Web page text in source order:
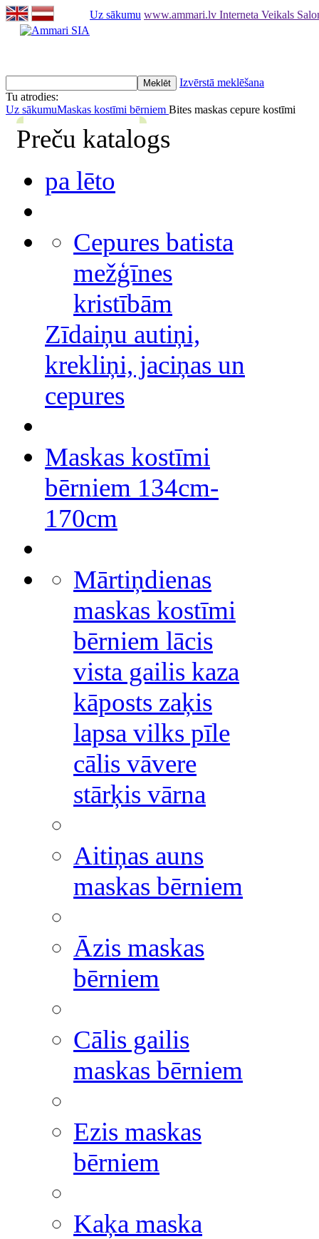
Uz sākumu www.ammari.lv Interneta Veikals
Izvērstā meklēšana
Tu atrodies:
Uz sākumuMaskas kostīmi bērniem Bites maskas cepure kostīmi
Preču katalogs
pa lēto
Cepures batista
mežģīnes
kristībām
Zīdaiņu autiņi,
krekliņi, jaciņas un
cepures
Maskas kostīmi
bērniem 134cm-
170cm
Mārtiņdienas
maskas kostīmi
bērniem lācis
vista gailis kaza
kāposts zaķis
lapsa vilks pīle
cālis vāvere
stārķis vārna
Aitiņas auns
maskas bērniem
Āzis maskas
bērniem
Cālis gailis
maskas bērniem
Ezis maskas
bērniem
Kaķa maska